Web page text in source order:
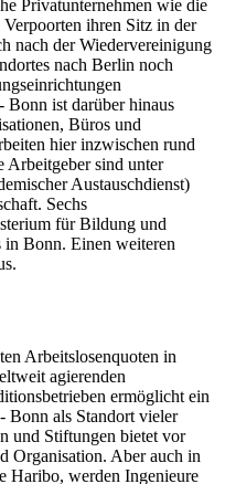
Privatunternehmen wie die
ihren Sitz in der
nach der Wiedervereinigung
nach Berlin noch
Bonn ist darüber hinaus
Büros und
hier inzwischen rund
Arbeitgeber sind unter
Austauschdienst)
Sechs
für Bildung und
in Bonn. Einen weiteren
Arbeitslosenquoten in
agierenden
ermöglicht ein
Bonn als Standort vieler
und Stiftungen bietet vor
Organisation. Aber auch in
Haribo, werden Ingenieure